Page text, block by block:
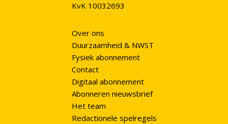
KvK 10032693
Over ons
Duurzaamheid & NWST
Fysiek abonnement
Contact
Digitaal abonnement
Abonneren nieuwsbrief
Het team
Redactionele spelregels